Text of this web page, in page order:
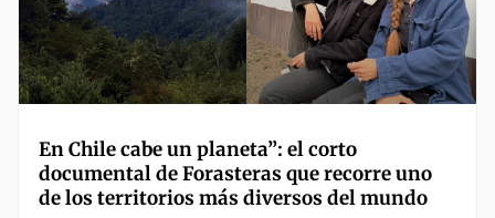
En Chile cabe un planeta”: el corto
documental de Forasteras que recorre uno
de los territorios más diversos del mundo